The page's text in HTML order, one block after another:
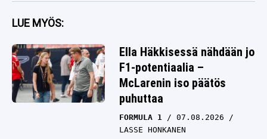
LUE MYÖS:
Ella Häkkisessä nähdään jo
F1-potentiaalia –
McLarenin iso päätös
puhuttaa
FORMULA 1
07.08.2026
LASSE HONKANEN